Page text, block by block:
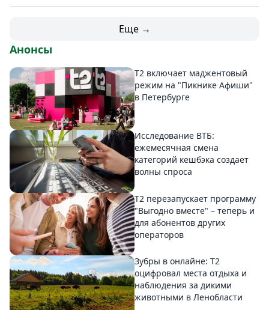
Еще →
Анонсы
Т2 включает маджентовый
режим на "Пикнике Афиши"
в Петербурге
Исследование ВТБ:
ежемесячная смена
категорий кешбэка создает
волны спроса
Т2 перезапускает программу
"Выгодно вместе" – теперь и
для абонентов других
операторов
Зубры в онлайне: Т2
оцифровал места отдыха и
наблюдения за дикими
животными в Ленобласти